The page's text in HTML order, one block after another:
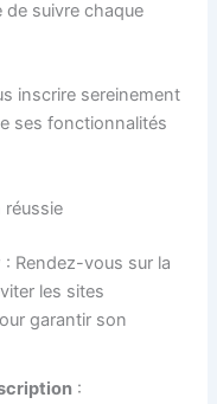
de suivre chaque
inscrire sereinement
ses fonctionnalités
réussie
: Rendez-vous sur la
les sites
garantir son
: